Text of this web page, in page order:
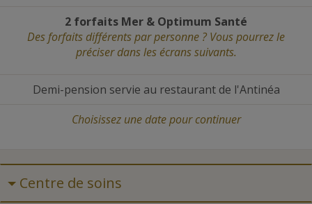
2 forfaits Mer & Optimum Santé
Des forfaits différents par personne ? Vous pourrez le
préciser dans les écrans suivants.
Demi-pension servie au restaurant de l'Antinéa
Choisissez une datepour continuer
Centre de soins